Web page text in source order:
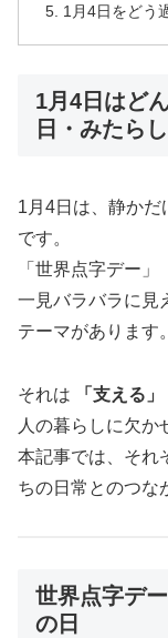
1月4日をどう
1月4日はど
日・みたら
1月4日は、静かだ
です。
「世界点字デー
一見バラバラに見
テーマがあります。
それは 「支える
人の暮らしに欠か
本記事では、それ
ちの日常とのつな
世界点字デ
の日